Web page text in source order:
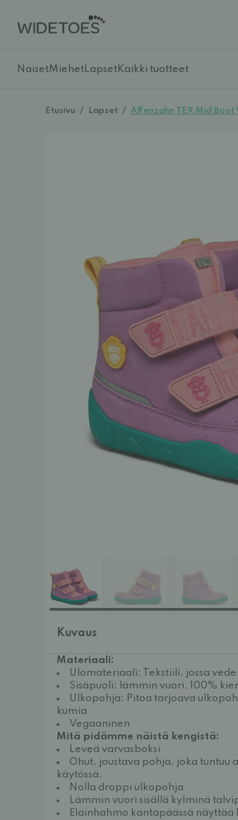
NaisetMiehet Lapset Kaikki tuotteet
Etusivu / Lapset / Affenzahn TEX Mid
Kuvaus
Materiaali:
Ulomateriaali: Tekstiili, jossa
Sisäpuoli: lämmin vuori, 100%
Ulkopohja: Pitoa tarjoava
kumia
Vegaaninen
Mitä pidämme näistä kengistä:
Leveä varvasboksi
Ohut, joustava pohja, joka tuntuu
käytössä.
Nolla droppi ulkopohja
Lämmin vuori sisällä kylminä
Eläinhahmo kantapäässä